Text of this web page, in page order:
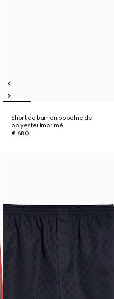
Short de bain en popeline de
polyester imprimé
€ 680